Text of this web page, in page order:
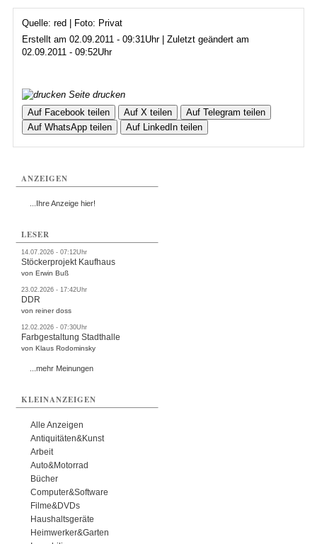
Quelle: red | Foto: Privat
Erstellt am 02.09.2011 - 09:31Uhr | Zuletzt geändert am
02.09.2011 - 09:52Uhr
Seite drucken
Auf Facebook teilen
Auf X teilen
Auf Telegram teilen
Auf WhatsApp teilen
Auf LinkedIn teilen
ANZEIGEN
...Ihre Anzeige hier!
LESER
14.07.2026 - 07:12Uhr
Stöckerprojekt Kaufhaus
von Erwin Buß
23.02.2026 - 17:42Uhr
DDR
von reiner doss
12.02.2026 - 07:30Uhr
Farbgestaltung Stadthalle
von Klaus Rodominsky
...mehr Meinungen
KLEINANZEIGEN
Alle Anzeigen
Antiquitäten&Kunst
Arbeit
Auto&Motorrad
Bücher
Computer&Software
Filme&DVDs
Haushaltsgeräte
Heimwerker&Garten